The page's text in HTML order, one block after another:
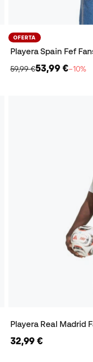
OFERTA
Playera Spain Fef
59,99 €53,99 €−10%
Playera Real Madrid
32,99 €